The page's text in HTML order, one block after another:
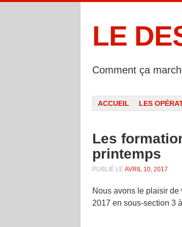
LE
Comment ça
Menu
ALLER AU CONTENU
ACCUEIL LES
Les
printemps
PUBLIÉ LE AVRIL 10, 2017
Nous avons le plaisir
2017 en sous-section 3 à